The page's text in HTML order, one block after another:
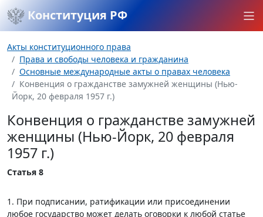
Конституция РФ
Акты конституционного права
Права и свободы человека и гражданина
Основные международные акты о правах человека
Конвенция о гражданстве замужней женщины (Нью-
Йорк, 20 февраля 1957 г.)
Конвенция о гражданстве замужней
женщины (Нью-Йорк, 20 февраля
1957 г.)
Статья 8
1. При подписании, ратификации или присоединении
любое государство может делать оговорки к любой статье